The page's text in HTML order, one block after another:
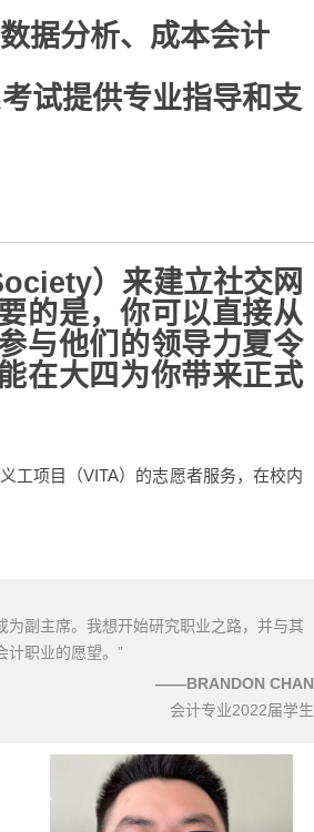
据分析、成本会计
试提供专业指导和支
）来建立社交网
的是，你可以直接从
与他们的领导力夏令
在大四为你带来正式
工项目（VITA）的志愿者服务，在校内
为副主席。我想开始研究职业之路，并与其
职业的愿望。 ”
——BRANDON CHAN
会计专业2022届学生